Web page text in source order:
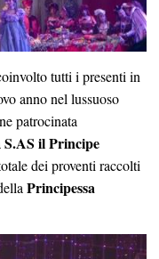
tutti i presenti in
anno nel lussuoso
patrocinata
S.AS il Principe
dei proventi raccolti
Principessa